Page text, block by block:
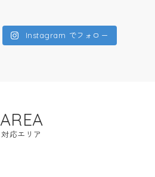
Instagram でフォロー
AREA
対応エリア